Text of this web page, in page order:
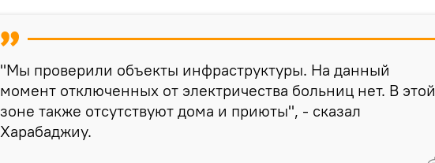
"Мы проверили объекты инфраструктуры. На данный
момент отключенных от электричества больниц нет. В этой
зоне также отсутствуют дома и приюты", - сказал
Харабаджиу.